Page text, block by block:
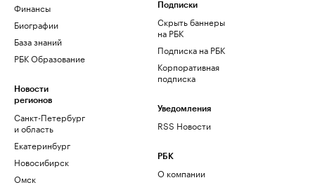
Финансы
Биографии
База знаний
РБК Образование
Новости
регионов
Санкт-Петербург
и область
Екатеринбург
Новосибирск
Омск
Подписки
Скрыть баннеры
на РБК
Подписка на РБК
Корпоративная
подписка
Уведомления
RSS Новости
РБК
О компании